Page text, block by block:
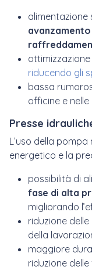
alimentazione
riducendo gli
bassa
officine e
Presse
L’uso della
energetico e la
possibilità di
fase di alta
migliorando
riduzione
della
maggiore
riduzione